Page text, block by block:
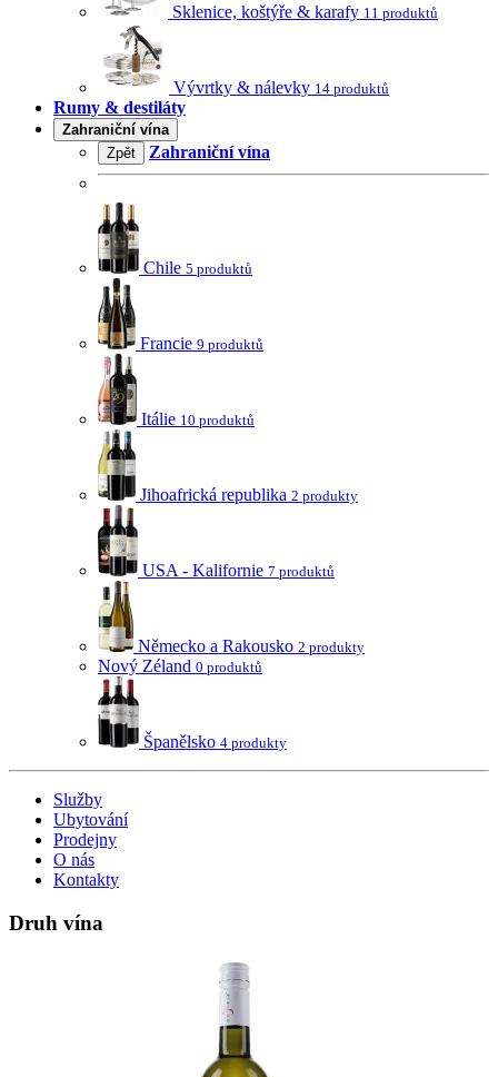
Sklenice, koštýře & karafy 11 produktů
Vývrtky & nálevky 14 produktů
Rumy & destiláty
Zahraniční vína
Zpět
Zahraniční vína
Chile 5 produktů
Francie 9 produktů
Itálie 10 produktů
Jihoafrická republika 2 produkty
USA - Kalifornie 7 produktů
Německo a Rakousko 2 produkty
Nový Zéland 0 produktů
Španělsko 4 produkty
Služby
Ubytování
Prodejny
O nás
Kontakty
Druh vína